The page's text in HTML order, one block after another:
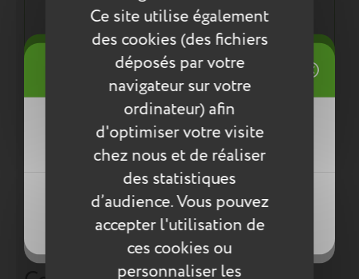
Ce site utilise également
des cookies (des fichiers
déposés par votre
navigateur sur votre
ordinateur) afin
d'optimiser votre visite
chez nous et de réaliser
des statistiques
d’audience. Vous pouvez
accepter l'utilisation de
ces cookies ou
personnaliser les
Une démarche éco responsable :
Tout pour la santé de votre enfant : respect des
normes environnementales européennes ReACH
Entretien
Pour l’entretien de nos produits, nous vous
conseillons d’utiliser un chiffon humide ou une
éponge légèrement humidifiée à l'eau
savonneuse. N’utilisez pas de produits agressifs
qui risqueraient de détériorer le produit.
Mes listes d'envies
Créer une nouvelle liste
((title))
((cancelText))
((createText))
Connexion
Vous devez être connecté pour ajouter
des produits à votre liste d'envies.
((cancelText))
((loginText))